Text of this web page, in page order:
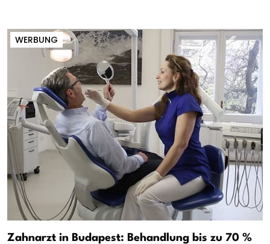
WERBUNG
Zahnarzt in Budapest: Behandlung bis zu 70 %